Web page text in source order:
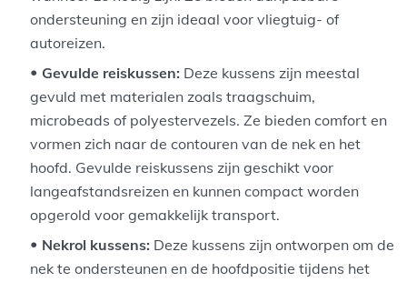
ondersteuning en zijn ideaal voor vliegtuig- of
autoreizen.
Gevulde reiskussen: Deze kussens zijn meestal
gevuld met materialen zoals traagschuim,
microbeads of polyestervezels. Ze bieden comfort en
vormen zich naar de contouren van de nek en het
hoofd. Gevulde reiskussens zijn geschikt voor
langeafstandsreizen en kunnen compact worden
opgerold voor gemakkelijk transport.
Nekrol kussens: Deze kussens zijn ontworpen om de
nek te ondersteunen en de hoofdpositie tijdens het